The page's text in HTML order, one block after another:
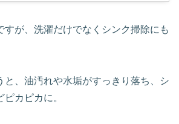
すが、洗濯だけでなくシンク掃除にも
と、油汚れや水垢がすっきり落ち、シ
カピカに。